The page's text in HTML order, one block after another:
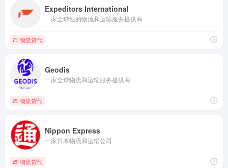
Expeditors International
一家全球性的物流和运输服务提供商
物流货代
Geodis
一家全球物流和运输服务提供商
物流货代
Nippon Express
一家日本物流和运输公司
物流货代